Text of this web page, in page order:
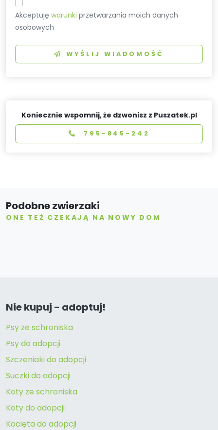
Akceptujęwarunki przetwarzania moich danych
osobowych
WYŚLIJ WIADOMOŚĆ
Koniecznie wspomnij, że dzwonisz z Puszatek.pl
795-845-242
Podobne zwierzaki
ONE TEŻ CZEKAJĄ NA NOWY DOM
Nie kupuj - adoptuj!
Psy ze schroniska
Psy do adopcji
Szczeniaki do adopcji
Suczki do adopcji
Koty ze schroniska
Koty do adopcji
Kocięta do adopcji